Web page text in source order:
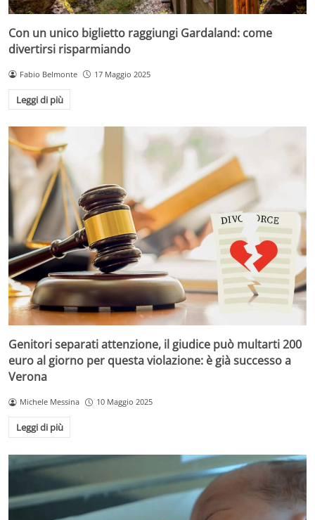
Con un unico biglietto raggiungi Gardaland: come
divertirsi risparmiando
Fabio Belmonte 17 Maggio 2025
Leggi di più
Genitori separati attenzione, il giudice può multarti 200
euro al giorno per questa violazione: è già successo a
Verona
Michele Messina 10 Maggio 2025
Leggi di più